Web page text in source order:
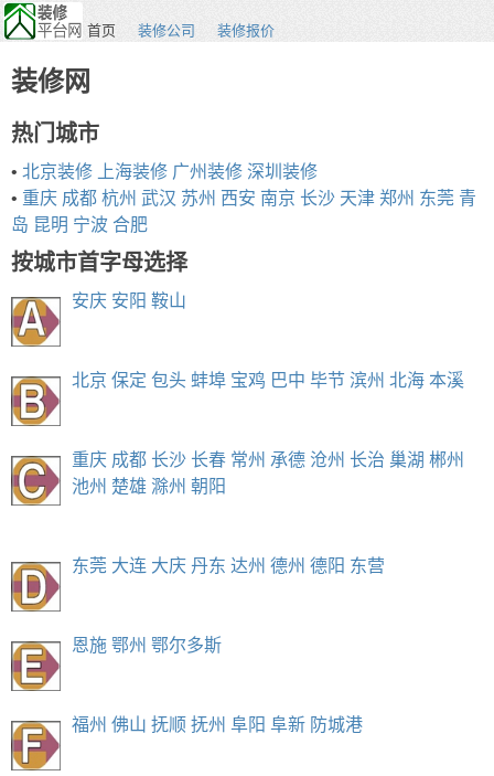
首页 装修公司 装修报价
装修网
热门城市
• 北京装修 上海装修 广州装修 深圳装修
• 重庆 成都 杭州 武汉 苏州 西安 南京 长沙 天津 郑州 东莞 青
岛 昆明 宁波 合肥
按城市首字母选择
安庆 安阳 鞍山
北京 保定 包头 蚌埠 宝鸡 巴中 毕节 滨州 北海 本溪
重庆 成都 长沙 长春 常州 承德 沧州 长治 巢湖 郴州
池州 楚雄 滁州 朝阳
东莞 大连 大庆 丹东 达州 德州 德阳 东营
恩施 鄂州 鄂尔多斯
福州 佛山 抚顺 抚州 阜阳 阜新 防城港